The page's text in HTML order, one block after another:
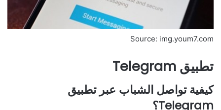
Source: img.youm7.com
تطبيق Telegram
كيفية تواصل الشباب عبر تطبيق
Telegram؟